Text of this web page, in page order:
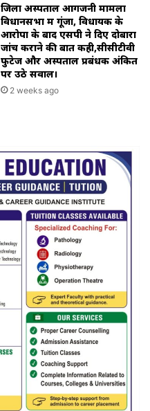
जिला अस्पताल आगजनी मामला
विधानसभा में गूंजा, विधायक के
आरोपों के बाद एसपी ने दिए दोबारा
जांच कराने की बात कही,सीसीटीवी
फुटेज और अस्पताल प्रबंधक अंकित
पर उठे सवाल।
2 weeks ago